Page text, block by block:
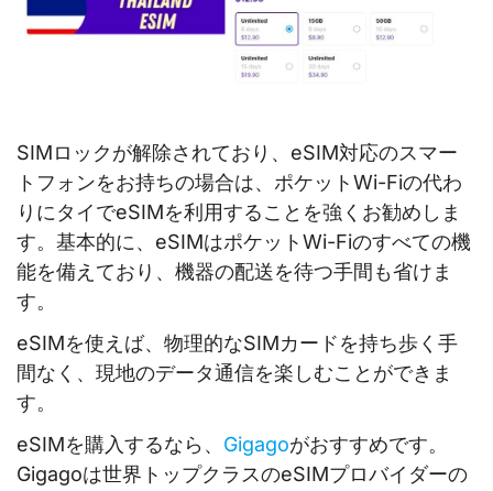
SIMロックが解除されており、eSIM対応のスマー
トフォンをお持ちの場合は、ポケットWi-Fiの代わ
りにタイでeSIMを利用することを強くお勧めしま
す。基本的に、eSIMはポケットWi-Fiのすべての機
能を備えており、機器の配送を待つ手間も省けま
す。
eSIMを使えば、物理的なSIMカードを持ち歩く手
間なく、現地のデータ通信を楽しむことができま
す。
eSIMを購入するなら、 Gigagoがおすすめです。
Gigagoは世界トップクラスのeSIMプロバイダーの